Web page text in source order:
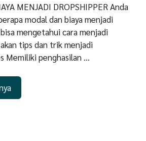
MENJADI DROPSHIPPER Anda
modal dan biaya menjadi
mengetahui cara menjadi
tips dan trik menjadi
Memiliki penghasilan …